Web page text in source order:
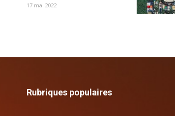
17 mai 2022
Rubriques populaires